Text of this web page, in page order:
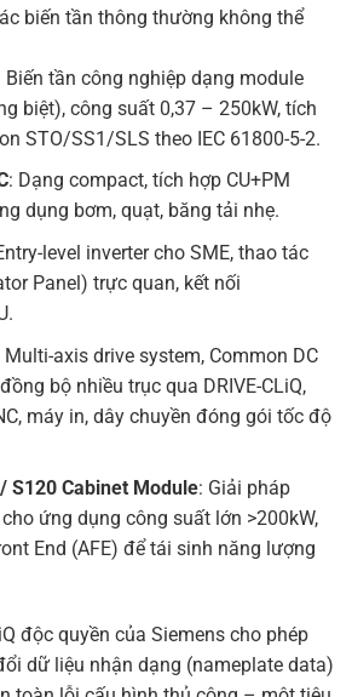
biến tần thông thường không thể
Biến tần công nghiệp dạng module
biệt), công suất 0,37 – 250kW, tích
STO/SS1/SLS theo IEC 61800-5-2.
: Dạng compact, tích hợp CU+PM
dụng bơm, quạt, băng tải nhẹ.
level inverter cho SME, thao tác
Panel) trực quan, kết nối
Multi-axis drive system, Common DC
bộ nhiều trục qua DRIVE-CLiQ,
máy in, dây chuyền đóng gói tốc độ
S120 Cabinet Module: Giải pháp
ứng dụng công suất lớn >200kW,
End (AFE) để tái sinh năng lượng
độc quyền của Siemens cho phép
dữ liệu nhận dạng (nameplate data)